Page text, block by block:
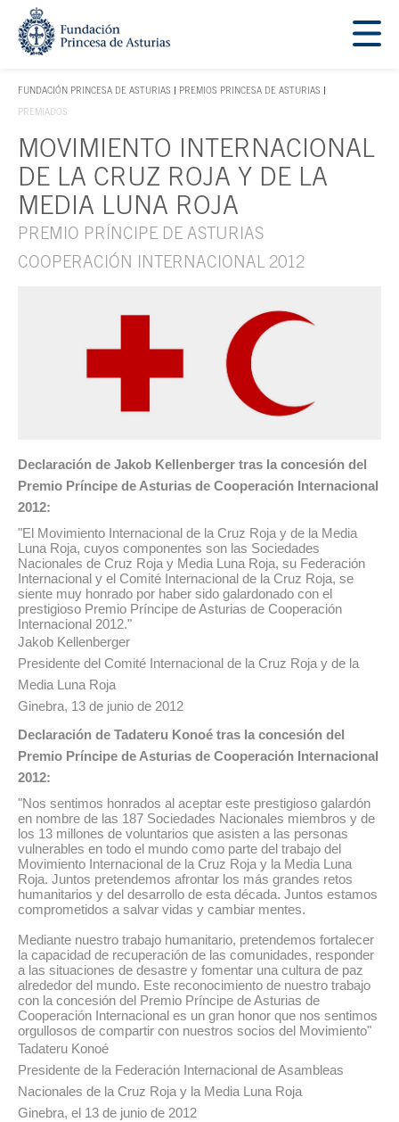
Saltar navegación. Ir directamente al contenido principal
FUNDACIÓN PRINCESA DE ASTURIAS
TECLA DE ACCESO 1
PREMIOS PRINCESA DE ASTURIAS
PREMIADOS
Contenido principal
MOVIMIENTO INTERNACIONAL
DE LA CRUZ ROJA Y DE LA
MEDIA LUNA ROJA
PREMIO PRÍNCIPE DE ASTURIAS
COOPERACIÓN INTERNACIONAL 2012
Declaración de Jakob Kellenberger tras la concesión del
Premio Príncipe de Asturias de Cooperación Internacional
2012:
"El Movimiento Internacional de la Cruz Roja y de la Media
Luna Roja, cuyos componentes son las Sociedades
Nacionales de Cruz Roja y Media Luna Roja, su Federación
Internacional y el Comité Internacional de la Cruz Roja, se
siente muy honrado por haber sido galardonado con el
prestigioso Premio Príncipe de Asturias de Cooperación
Internacional 2012."
Jakob Kellenberger
Presidente del Comité Internacional de la Cruz Roja y de la
Media Luna Roja
Ginebra, 13 de junio de 2012
Declaración de Tadateru Konoé tras la concesión del
Premio Príncipe de Asturias de Cooperación Internacional
2012:
"Nos sentimos honrados al aceptar este prestigioso galardón
en nombre de las 187 Sociedades Nacionales miembros y de
los 13 millones de voluntarios que asisten a las personas
vulnerables en todo el mundo como parte del trabajo del
Movimiento Internacional de la Cruz Roja y la Media Luna
Roja. Juntos pretendemos afrontar los más grandes retos
humanitarios y del desarrollo de esta década. Juntos estamos
comprometidos a salvar vidas y cambiar mentes.
Mediante nuestro trabajo humanitario, pretendemos fortalecer
la capacidad de recuperación de las comunidades, responder
a las situaciones de desastre y fomentar una cultura de paz
alrededor del mundo. Este reconocimiento de nuestro trabajo
con la concesión del Premio Príncipe de Asturias de
Cooperación Internacional es un gran honor que nos sentimos
orgullosos de compartir con nuestros socios del Movimiento"
Tadateru Konoé
Presidente de la Federación Internacional de Asambleas
Nacionales de la Cruz Roja y la Media Luna Roja
Ginebra, el 13 de junio de 2012